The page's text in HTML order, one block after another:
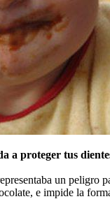
a proteger tus
un peligro
e impide la